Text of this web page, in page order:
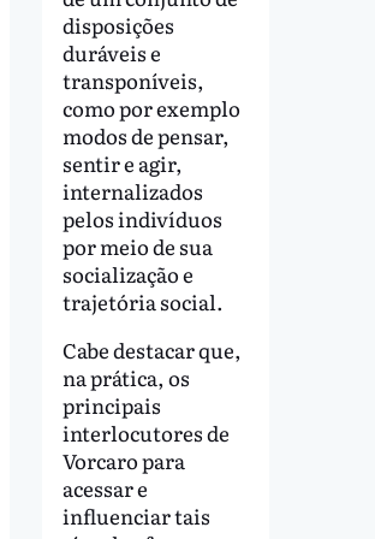
disposições
duráveis e
transponíveis,
como por exemplo
modos de pensar,
sentir e agir,
internalizados
pelos indivíduos
por meio de sua
socialização e
trajetória social.
Cabe destacar que,
na prática, os
principais
interlocutores de
Vorcaro para
acessar e
influenciar tais